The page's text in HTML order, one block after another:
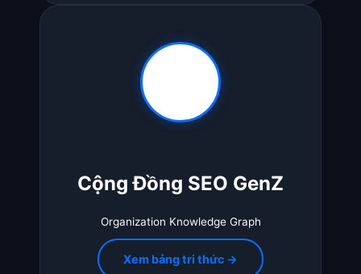
Cộng Đồng SEO GenZ
Organization Knowledge Graph
Xem bảng tri thức →